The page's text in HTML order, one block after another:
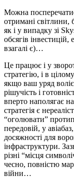
Можна
отримані світлини,
як і у випадку зі
обсягів
взагалі є)…
Це працює і у
стратегію, і в
якщо ваш уряд
рішучість і
вперто наполягає
стратегія є
“оголювати”
передовій, у
досяжності для
інфраструктури.
різні “місця
чесно, повністю
війни…